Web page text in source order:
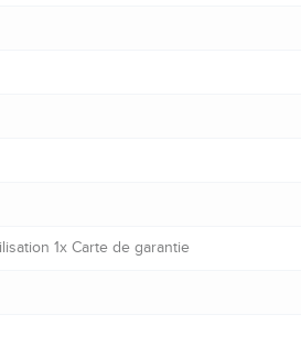
1x Carte de garantie